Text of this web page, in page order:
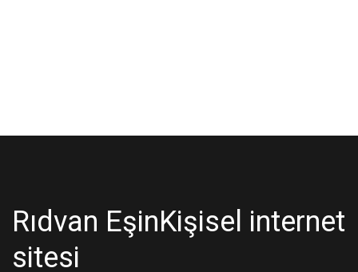
Rıdvan EşinKişisel internet
sitesi